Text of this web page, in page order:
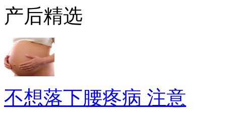
产后精选
不想落下腰疼病 注意